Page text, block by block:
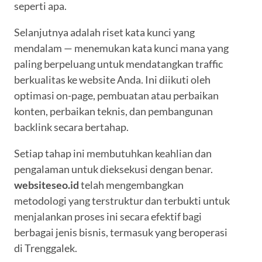
seperti apa.
Selanjutnya adalah riset kata kunci yang
mendalam — menemukan kata kunci mana yang
paling berpeluang untuk mendatangkan traffic
berkualitas ke website Anda. Ini diikuti oleh
optimasi on-page, pembuatan atau perbaikan
konten, perbaikan teknis, dan pembangunan
backlink secara bertahap.
Setiap tahap ini membutuhkan keahlian dan
pengalaman untuk dieksekusi dengan benar.
websiteseo.idtelah mengembangkan
metodologi yang terstruktur dan terbukti untuk
menjalankan proses ini secara efektif bagi
berbagai jenis bisnis, termasuk yang beroperasi
di Trenggalek.